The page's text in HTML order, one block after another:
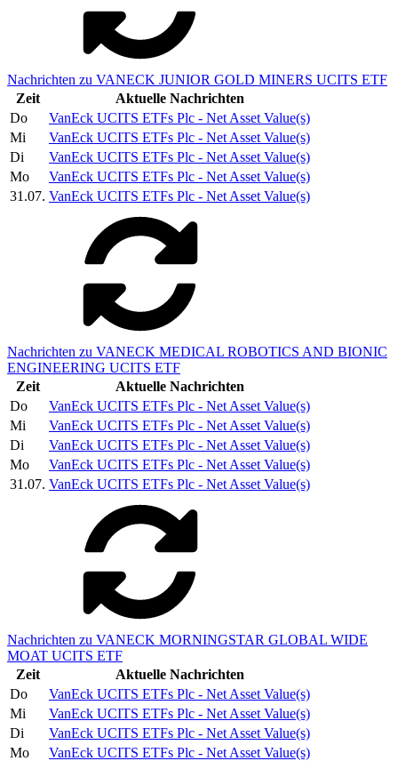
Nachrichten zu VANECK JUNIOR GOLD MINERS UCITS ETF
Zeit
Aktuelle Nachrichten
Do
VanEck UCITS ETFs Plc - Net Asset Value(s)
Mi
VanEck UCITS ETFs Plc - Net Asset Value(s)
Di
VanEck UCITS ETFs Plc - Net Asset Value(s)
Mo
VanEck UCITS ETFs Plc - Net Asset Value(s)
31.07. VanEck UCITS ETFs Plc - Net Asset Value(s)
Nachrichten zu VANECK MEDICAL ROBOTICS AND BIONIC
ENGINEERING UCITS ETF
Zeit
Aktuelle Nachrichten
Do
VanEck UCITS ETFs Plc - Net Asset Value(s)
Mi
VanEck UCITS ETFs Plc - Net Asset Value(s)
Di
VanEck UCITS ETFs Plc - Net Asset Value(s)
Mo
VanEck UCITS ETFs Plc - Net Asset Value(s)
31.07. VanEck UCITS ETFs Plc - Net Asset Value(s)
Nachrichten zu VANECK MORNINGSTAR GLOBAL WIDE
MOAT UCITS ETF
Zeit
Aktuelle Nachrichten
Do
VanEck UCITS ETFs Plc - Net Asset Value(s)
Mi
VanEck UCITS ETFs Plc - Net Asset Value(s)
Di
VanEck UCITS ETFs Plc - Net Asset Value(s)
Mo
VanEck UCITS ETFs Plc - Net Asset Value(s)